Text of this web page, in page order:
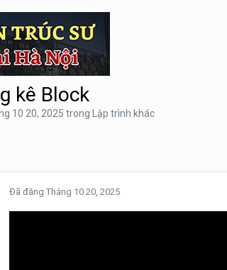
kê Block
10 20, 2025 trong Lập trình khác
Đã đăng Tháng 10 20, 2025